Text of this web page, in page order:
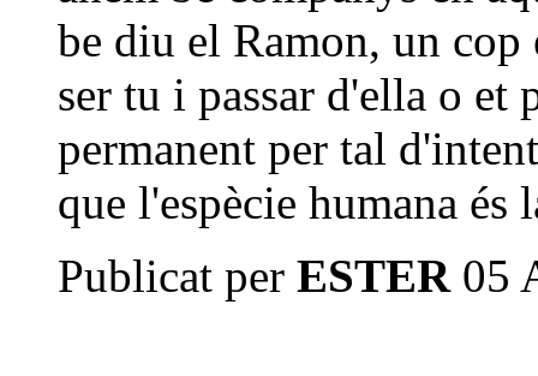
be diu el Ramon, un
ser tu i passar d'ella o et
permanent per tal
que l'espècie humana és
Publicat per ESTER05